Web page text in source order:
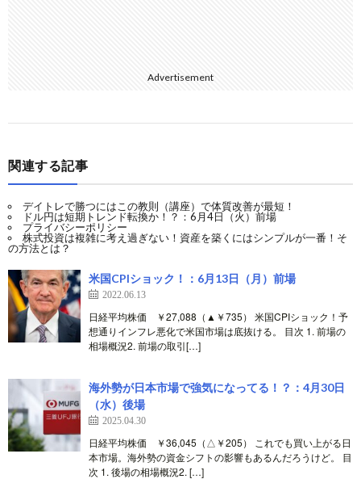
Advertisement
関連する記事
デイトレで勝つにはこの教則（講座）で体質改善が最短！
ドル円は短期トレンド転換か！？：6月4日（火）前場
プライバシーポリシー
株式投資は複雑に考え過ぎない！資産を築くにはシンプルが一番！そ
の方法とは？
米国CPIショック！：6月13日（月）前場
2022.06.13
日経平均株価 ￥27,088（▲￥735） 米国CPIショック！予
想通りインフレ悪化で米国市場は底抜ける。 目次 1. 前場の
相場概況2. 前場の取引[…]
海外勢が日本市場で強気になってる！？：4月30日
（水）後場
2025.04.30
日経平均株価 ￥36,045（△￥205） これでも買い上がる日
本市場。海外勢の資金シフトの影響もあるんだろうけど。 目
次 1. 後場の相場概況2. […]